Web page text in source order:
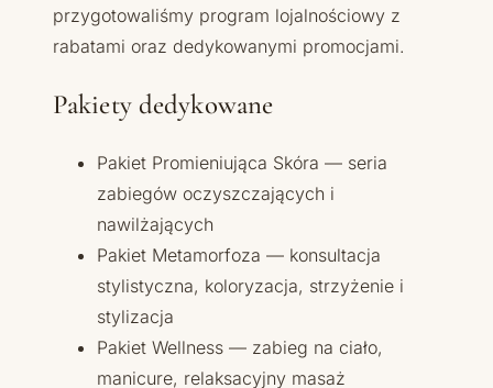
przygotowaliśmy program lojalnościowy z
rabatami oraz dedykowanymi promocjami.
Pakiety dedykowane
Pakiet Promieniująca Skóra — seria
zabiegów oczyszczających i
nawilżających
Pakiet Metamorfoza — konsultacja
stylistyczna, koloryzacja, strzyżenie i
stylizacja
Pakiet Wellness — zabieg na ciało,
manicure, relaksacyjny masaż